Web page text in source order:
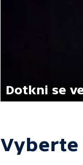
Dotkni se
Vyberte